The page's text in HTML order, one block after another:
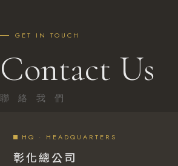
GET IN TOUCH
Contact Us
聯 絡 我 們
HQ · HEADQUARTERS
彰化總公司